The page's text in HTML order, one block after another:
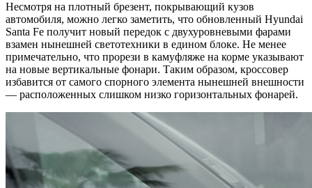
Несмотря на плотный брезент, покрывающий кузов
автомобиля, можно легко заметить, что обновленный Hyundai
Santa Fe получит новый передок с двухуровневыми фарами
взамен нынешней светотехники в едином блоке. Не менее
примечательно, что прорези в камуфляже на корме указывают
на новые вертикальные фонари. Таким образом, кроссовер
избавится от самого спорного элемента нынешней внешности
— расположенных слишком низко горизонтальных фонарей.